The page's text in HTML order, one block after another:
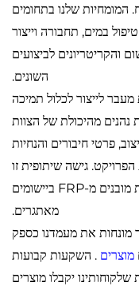
המומחיות שלנו בתחומים
במים, תחבורה וייצור
והקריטריונים לביצועים
השונים.
לייצור לכלול תמיכה
נהנים מהיכולת של הצוות
פרטי חיבורים והנחיות
גישה שיתופית זו
מבטיחה יישום מוצלח של פתרונות מובנים מ-FRP ביישומים
מאתגרים.
מונחות את מעמדנו כספק
מוצרים . השקעות קבועות
שלקוחותינו יקבלו מוצרים